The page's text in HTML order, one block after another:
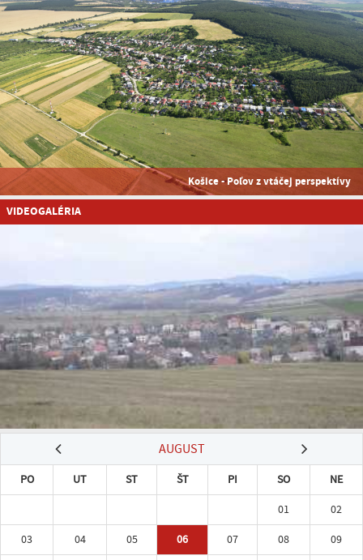
Košice - Poľov z vtáčej perspektívy
VIDEOGALÉRIA
AUGUST
PO UT ST ŠT PI SO
NE
01
02
03
04 05 06 07 08
09